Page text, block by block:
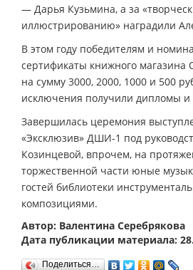
— Дарья Кузьмина, а за
иллюстрированию» наградили
В этом году победителям и
сертификаты книжного
на сумму 3000, 2000, 1000 и 500
исключения получили дипломы
Завершилась церемония
«Эксклюзив» ДШИ-1 под
Козинцевой, впрочем, на
торжественной части юные
гостей библиотеки
композициями.
Автор: Валентина Серебрякова
Дата публикации материала:
Поделиться…